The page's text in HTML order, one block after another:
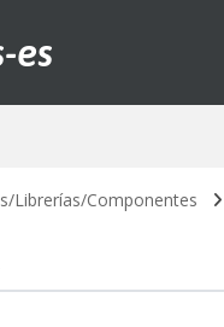
es
Librerías/Componentes